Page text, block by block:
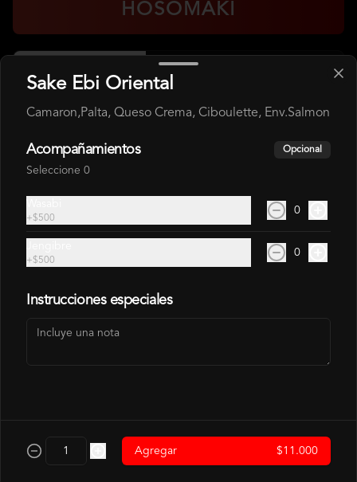
HOSOMAKI
Hosomaki Atun
Atún, Arroz
$4.500
$4.500
Sake Ebi Oriental
Camaron,Palta, Queso Crema, Ciboulette, Env.Salmon
Acompañamientos Opcional
Seleccione 0
+$500
0
+$500
0
Instrucciones especiales
Agregar $11.000